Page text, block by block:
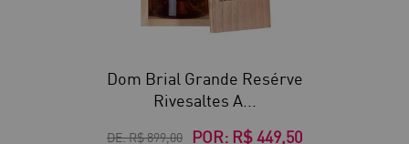
Dom Brial Grande Resérve
Rivesaltes A...
DE:R$ 899,00 POR: R$ 449,50